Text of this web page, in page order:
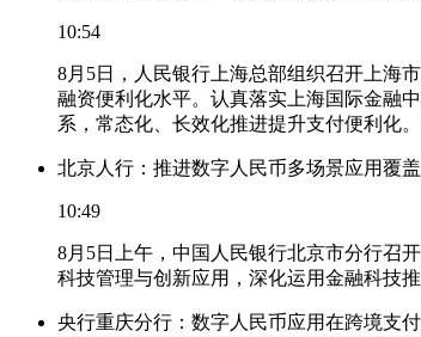
10:54
8月5日，人民银行上海总部组织召开上海
融资便利化水平。认真落实上海国际金融
系，常态化、长效化推进提升支付便利化
北京人行：推进数字人民币多场景应用覆盖
10:49
8月5日上午，中国人民银行北京市分行召
科技管理与创新应用，深化运用金融科技
央行重庆分行：数字人民币应用在跨境支